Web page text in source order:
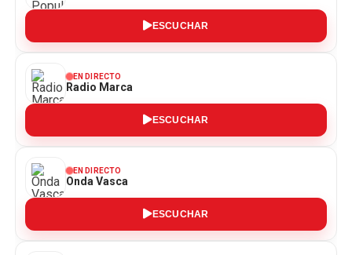
ESCUCHAR
EN DIRECTO
Radio Marca
ESCUCHAR
EN DIRECTO
Onda Vasca
ESCUCHAR